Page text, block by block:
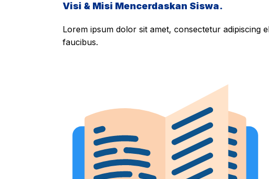
Visi & Misi Mencerdaskan Siswa.
Lorem ipsum dolor sit amet, consectetur adipiscing
faucibus.